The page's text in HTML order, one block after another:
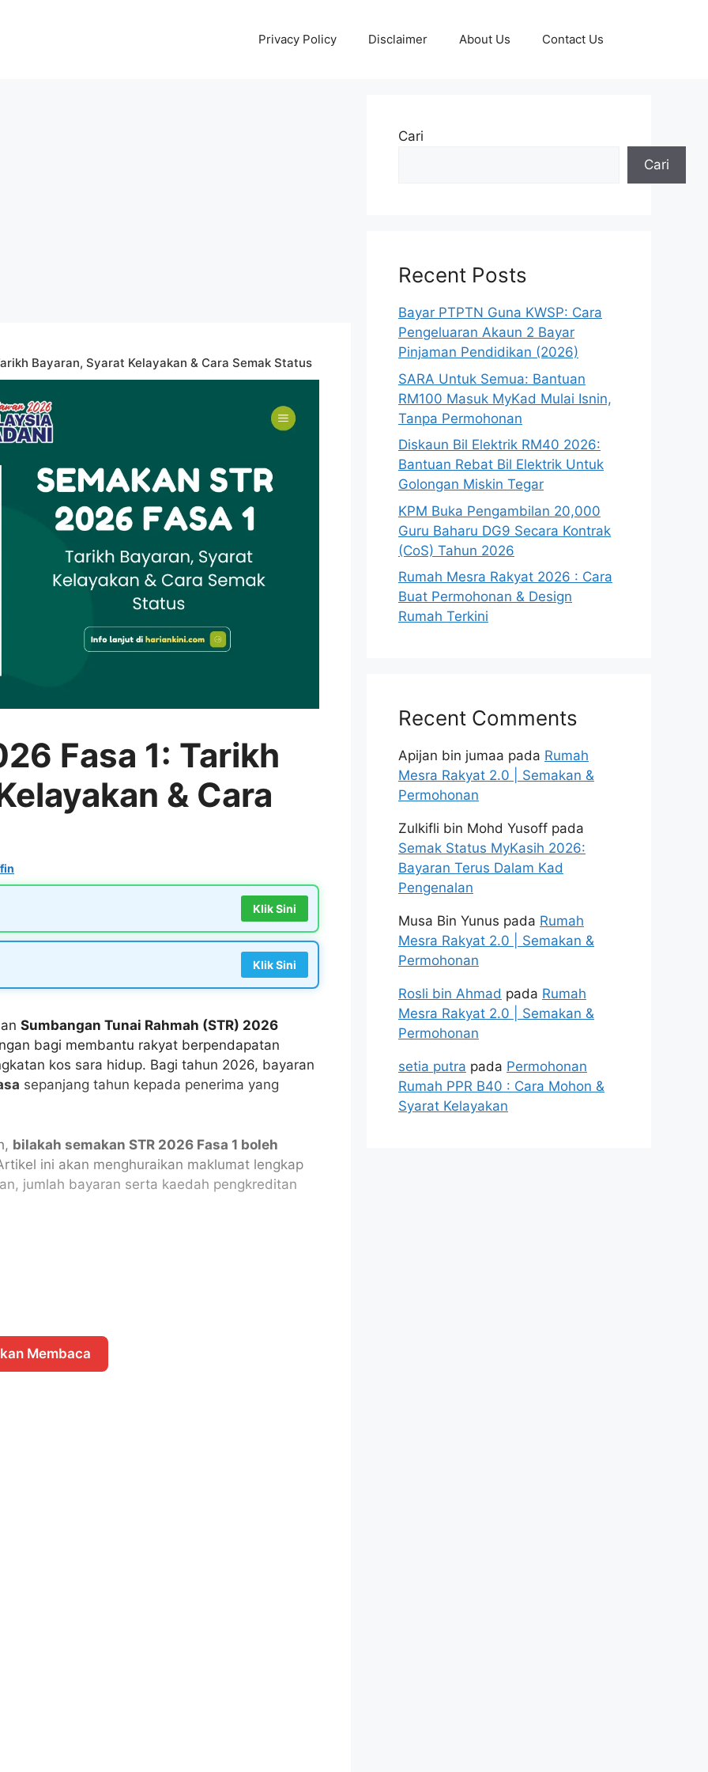
Privacy Policy Disclaimer About Us Contact Us
Bayaran, Syarat Kelayakan & Cara Semak Status
Fasa 1: Tarikh
& Cara
Klik Sini
Klik Sini
Sumbangan Tunai Rahmah (STR) 2026
bagi membantu rakyat berpendapatan
kos sara hidup. Bagi tahun 2026, bayaran
sepanjang tahun kepada penerima yang
bilakah semakan STR 2026 Fasa 1 boleh
ini akan menghuraikan maklumat lengkap
jumlah bayaran serta kaedah pengkreditan
Membaca
Cari
Cari
Recent Posts
Bayar PTPTN Guna KWSP: Cara
Pengeluaran Akaun 2 Bayar
Pinjaman Pendidikan (2026)
SARA Untuk Semua: Bantuan
RM100 Masuk MyKad Mulai Isnin,
Tanpa Permohonan
Diskaun Bil Elektrik RM40 2026:
Bantuan Rebat Bil Elektrik Untuk
Golongan Miskin Tegar
KPM Buka Pengambilan 20,000
Guru Baharu DG9 Secara Kontrak
(CoS) Tahun 2026
Rumah Mesra Rakyat 2026 : Cara
Buat Permohonan & Design
Rumah Terkini
Recent Comments
Apijan bin jumaa pada Rumah
Mesra Rakyat 2.0 | Semakan &
Permohonan
Zulkifli bin Mohd Yusoff pada
Semak Status MyKasih 2026:
Bayaran Terus Dalam Kad
Pengenalan
Musa Bin Yunus pada Rumah
Mesra Rakyat 2.0 | Semakan &
Permohonan
Rosli bin Ahmad pada Rumah
Mesra Rakyat 2.0 | Semakan &
Permohonan
setia putra pada Permohonan
Rumah PPR B40 : Cara Mohon &
Syarat Kelayakan